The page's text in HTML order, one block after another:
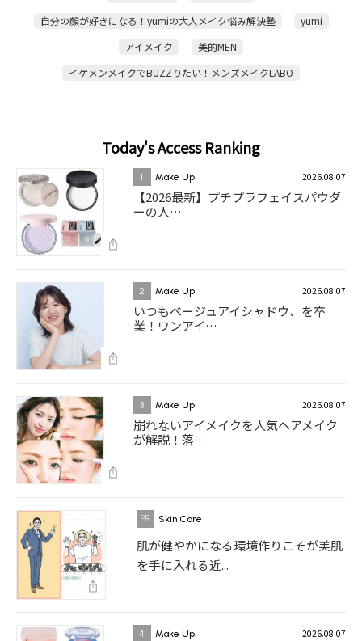
自分の顔が好きになる！yumiの大人メイク悩み解決塾
yumi
アイメイク
美的MEN
イケメンメイクでBUZZりたい！メンズメイクLABO
Today's Access Ranking
1 Make Up 2026.08.07
【2026最新】プチプラフェイスパウダ
ーの人…
2 Make Up 2026.08.07
いつもベージュアイシャドウ、を卒
業！ワンアイ…
3 Make Up 2026.08.07
崩れないアイメイクを人気ヘアメイク
が解説！落…
Skin Care
肌が健やかになる環境作りこそが美肌
を手に入れる近...
4 Make Up 2026.08.07